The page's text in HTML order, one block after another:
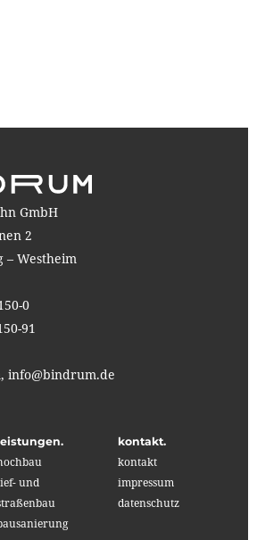
GmbH
2
– Westheim
0
91
info@bindrum.de
und
kontakt.
kontakt
impressum
datenschutz